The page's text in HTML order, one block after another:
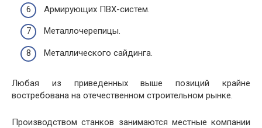
Армирующих ПВХ-систем.
Металлочерепицы.
Металлического сайдинга.
Любая из приведенных выше позиций крайне
востребована на отечественном строительном рынке.
Производством станков занимаются местные компании